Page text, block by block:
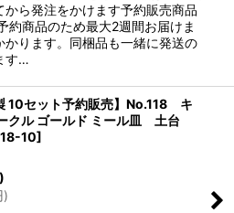
から発注をかけます予約販売商品
約商品のため最大2週間お届けま
かります。同梱品も一緒に発送の
す…
10セット予約販売】No.118 キ
クル ゴールド ミール皿 土台
10]
)